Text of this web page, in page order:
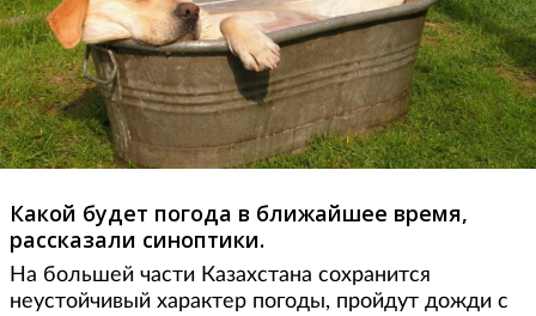
Какой будет погода в ближайшее время,
рассказали синоптики.
На большей части Казахстана сохранится
неустойчивый характер погоды, пройдут дожди с